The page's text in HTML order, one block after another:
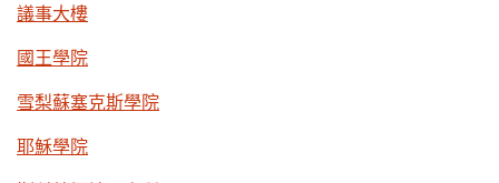
議事大樓
國王學院
雪梨蘇塞克斯學院
耶穌學院